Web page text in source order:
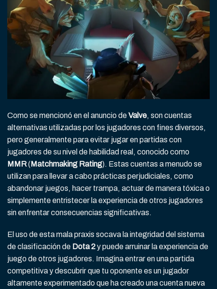
Como se mencionó en el anuncio deValve, son cuentas
alternativas utilizadas por los jugadores con fines diversos,
pero generalmente para evitar jugar en partidas con
jugadores de su nivel de habilidad real, conocido como
MMR(Matchmaking Rating). Estas cuentas a menudo se
utilizan para llevar a cabo prácticas perjudiciales, como
abandonar juegos, hacer trampa, actuar de manera tóxica o
simplemente entristecer la experiencia de otros jugadores
sin enfrentar consecuencias significativas.
El uso de esta mala praxis socava la integridad del sistema
de clasificación de Dota 2y puede arruinar la experiencia de
juego de otros jugadores. Imagina entrar en una partida
competitiva y descubrir que tu oponente es un jugador
altamente experimentado que ha creado una cuenta nueva